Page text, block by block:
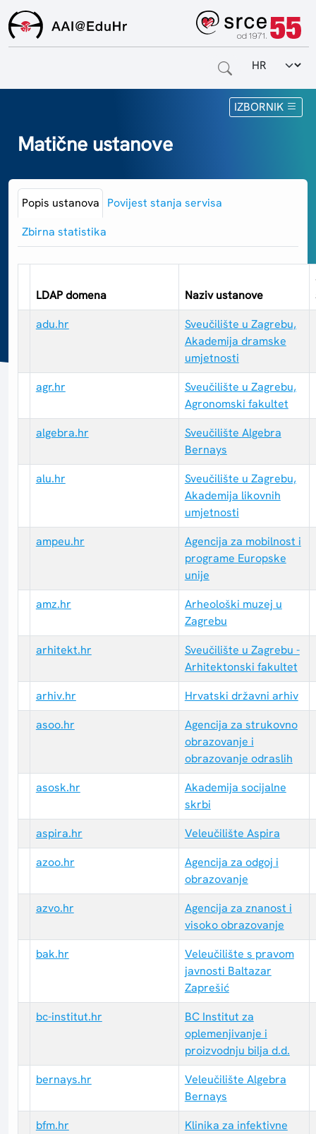
Odabir
IZBORNIK
Za krajnje korisnike
Za matične ustanove
Kontakt
Matične ustanove
Popis ustanova
Povijest stanja servisa
Zbirna statistika
LDAP domena Naziv ustanove
adu.hr
Sveučilište u Zagrebu,
Akademija dramske
umjetnosti
agr.hr
Sveučilište u Zagrebu,
Agronomski fakultet
algebra.hr
Sveučilište Algebra
Bernays
alu.hr
Sveučilište u Zagrebu,
Akademija likovnih
umjetnosti
ampeu.hr
Agencija za mobilnost i
programe Europske
unije
amz.hr
Arheološki muzej u
Zagrebu
arhitekt.hr
Sveučilište u Zagrebu -
Arhitektonski fakultet
arhiv.hr
Hrvatski državni arhiv
asoo.hr
Agencija za strukovno
obrazovanje i
obrazovanje odraslih
asosk.hr
Akademija socijalne
skrbi
aspira.hr
Veleučilište Aspira
azoo.hr
Agencija za odgoj i
obrazovanje
azvo.hr
Agencija za znanost i
visoko obrazovanje
bak.hr
Veleučilište s pravom
javnosti Baltazar
Zaprešić
bc-institut.hr
BC Institut za
oplemenjivanje i
proizvodnju bilja d.d.
bernays.hr
Veleučilište Algebra
Bernays
bfm.hr
Klinika za infektivne